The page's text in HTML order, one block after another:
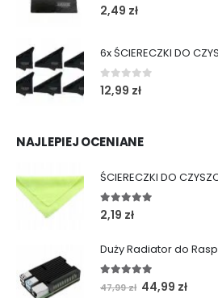
0 out of 5
2,49 zł
0out of 5
12,99 zł
NAJLEPIEJ OCENIANE
5.00 out of 5
2,19 zł
Duży Radiator do
out of 5
47,99zł Pierwotna
44,99 zł